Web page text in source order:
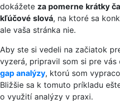
dokážete za pomerne krátky
kľúčové slová, na ktoré sa
ale vaša stránka nie.
Aby ste si vedeli na začiatok
vyzerá, pripravil som si pre vás
gap analýzy, ktorú som
Bližšie sa k tomuto príkladu
o využití analýzy v praxi.